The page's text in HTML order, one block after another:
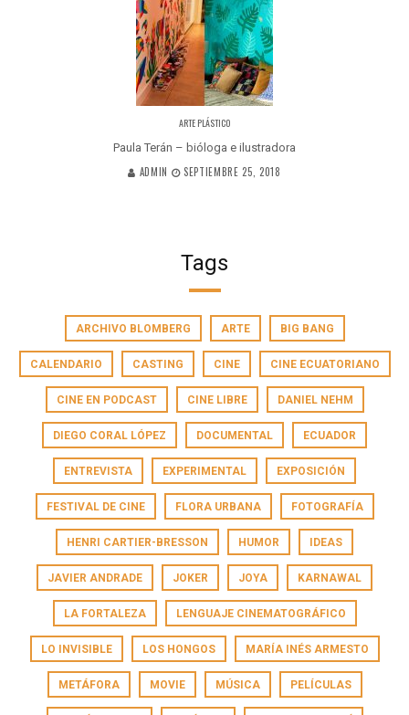
ARTE PLÁSTICO
Paula Terán – bióloga e ilustradora
ADMIN SEPTIEMBRE 25, 2018
Tags
ARCHIVO BLOMBERG ARTE BIG BANG
CALENDARIO CASTING CINE CINE ECUATORIANO
CINE EN PODCAST CINE LIBRE DANIEL NEHM
DIEGO CORAL LÓPEZ DOCUMENTAL ECUADOR
ENTREVISTA EXPERIMENTAL EXPOSICIÓN
FESTIVAL DE CINE FLORA URBANA FOTOGRAFÍA
HENRI CARTIER-BRESSON HUMOR IDEAS
JAVIER ANDRADE JOKER JOYA KARNAWAL
LA FORTALEZA LENGUAJE CINEMATOGRÁFICO
LO INVISIBLE LOS HONGOS MARÍA INÉS ARMESTO
METÁFORA MOVIE MÚSICA PELÍCULAS